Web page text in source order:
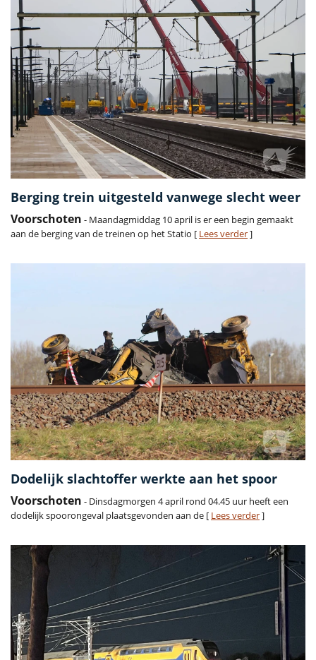
Berging trein uitgesteld vanwege slecht weer
Voorschoten - Maandagmiddag 10 april is er een begin gemaakt
aan de berging van de treinen op het Statio [ Lees verder]
Dodelijk slachtoffer werkte aan het spoor
Voorschoten - Dinsdagmorgen 4 april rond 04.45 uur heeft een
dodelijk spoorongeval plaatsgevonden aan de [ Lees verder]